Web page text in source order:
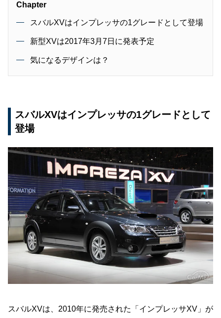
Chapter
スバルXVはインプレッサの1グレードとして登場
新型XVは2017年3月7日に発表予定
気になるデザインは？
スバルXVはインプレッサの1グレードとして
登場
スバルXVは、2010年に発売された「インプレッサXV」が